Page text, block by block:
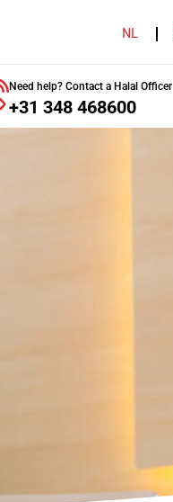
NL
Need help? Contact a Halal Officer
+31 348 468600